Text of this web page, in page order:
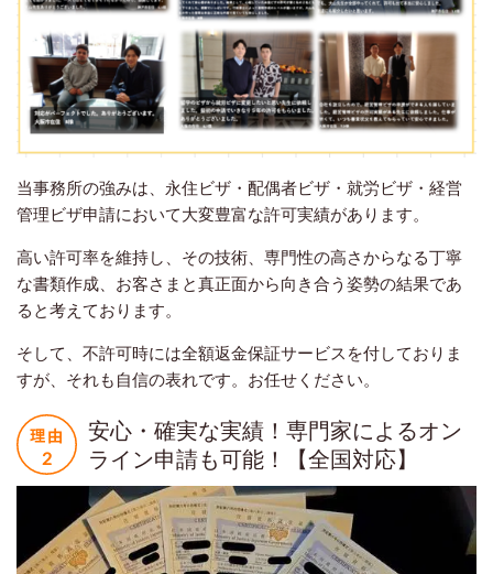
当事務所の強みは、永住ビザ・配偶者ビザ・就労ビザ・経営
管理ビザ申請において大変豊富な許可実績があります。
高い許可率を維持し、その技術、専門性の高さからなる丁寧
な書類作成、お客さまと真正面から向き合う姿勢の結果であ
ると考えております。
そして、不許可時には全額返金保証サービスを付しておりま
すが、それも自信の表れです。お任せください。
安心・確実な実績！専門家によるオン
ライン申請も可能！【全国対応】